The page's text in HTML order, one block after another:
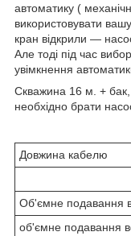
автоматику (
використовувати
кран відкрили —
Але тоді під час
увімкнення
Скважина 16 м. +
необхідно брати
Довжина кабелю
Об'ємне подавання
об'ємне подавання